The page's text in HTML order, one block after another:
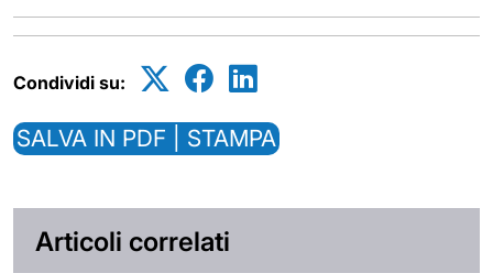
Condividi su:
SALVA IN PDF | STAMPA
Articoli correlati